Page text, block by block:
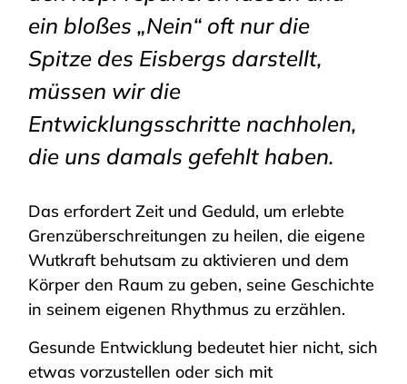
ein bloßes „Nein“ oft nur die
Spitze des Eisbergs darstellt,
müssen wir die
Entwicklungsschritte nachholen,
die uns damals gefehlt haben.
Das erfordert Zeit und Geduld, um erlebte
Grenzüberschreitungen zu heilen, die eigene
Wutkraft behutsam zu aktivieren und dem
Körper den Raum zu geben, seine Geschichte
in seinem eigenen Rhythmus zu erzählen.
Gesunde Entwicklung bedeutet hier nicht, sich
etwas vorzustellen oder sich mit